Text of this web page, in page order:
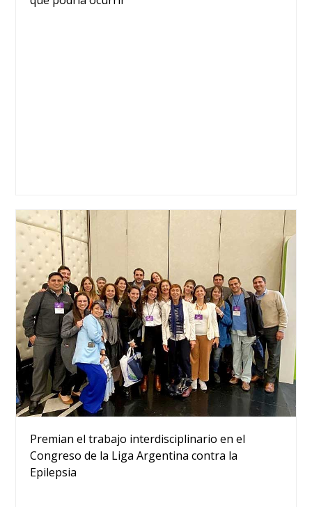
Premian el trabajo interdisciplinario en el
Congreso de la Liga Argentina contra la
Epilepsia